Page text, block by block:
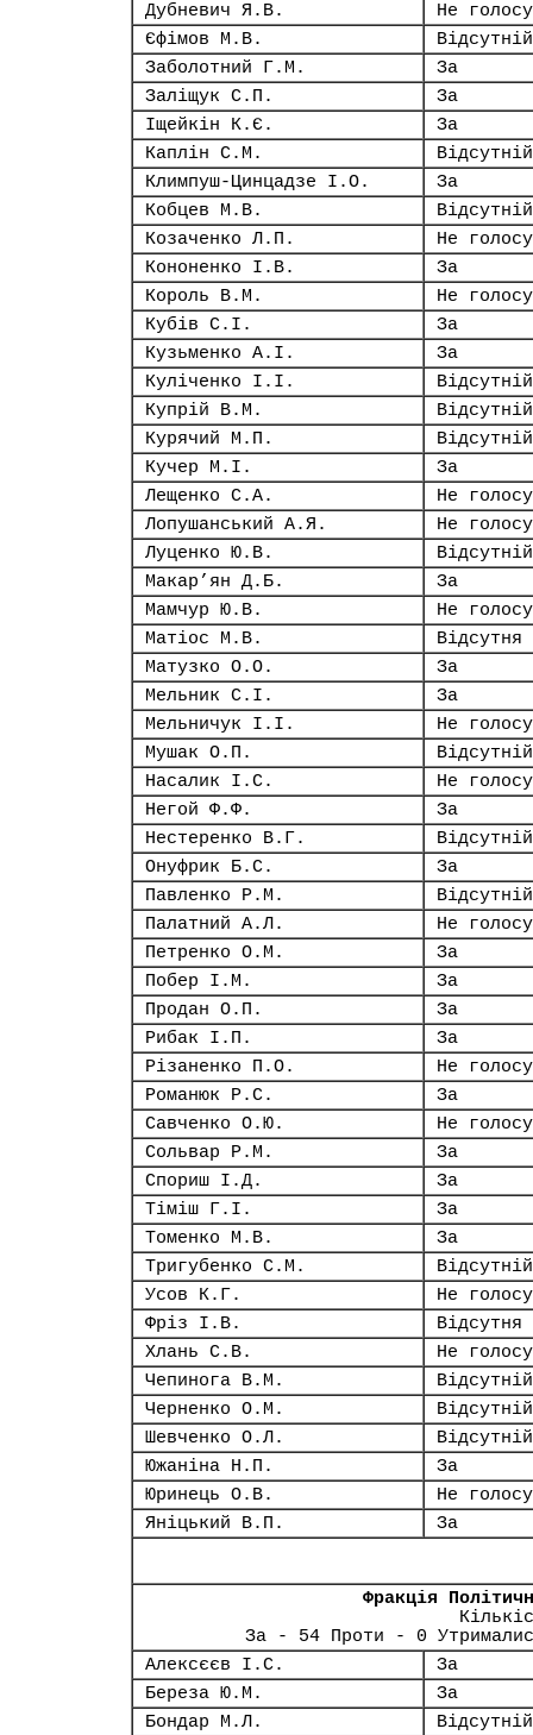
Дубневич Я.В.
Не
Єфімов М.В.
Відсутній
Заболотний Г.М.
За
Заліщук С.П.
За
Іщейкін К.Є.
За
Каплін С.М.
Відсутній
Климпуш-Цинцадзе І.О.
За
Кобцев М.В.
Відсутній
Козаченко Л.П.
Не
Кононенко І.В.
За
Король В.М.
Не
Кубів С.І.
За
Кузьменко А.І.
За
Куліченко І.І.
Відсутній
Купрій В.М.
Відсутній
Курячий М.П.
Відсутній
Кучер М.І.
За
Лещенко С.А.
Не
Лопушанський А.Я.
Не
Луценко Ю.В.
Відсутній
Макар’ян Д.Б.
За
Мамчур Ю.В.
Не
Матіос М.В.
Відсутня
Матузко О.О.
За
Мельник С.І.
За
Мельничук І.І.
Не
Мушак О.П.
Відсутній
Насалик І.С.
Не
Негой Ф.Ф.
За
Нестеренко В.Г.
Відсутній
Онуфрик Б.С.
За
Павленко Р.М.
Відсутній
Палатний А.Л.
Не
Петренко О.М.
За
Побер І.М.
За
Продан О.П.
За
Рибак І.П.
За
Різаненко П.О.
Не
Романюк Р.С.
За
Савченко О.Ю.
Не
Сольвар Р.М.
За
Спориш І.Д.
За
Тіміш Г.І.
За
Томенко М.В.
За
Тригубенко С.М.
Відсутній
Усов К.Г.
Не
Фріз І.В.
Відсутня
Хлань С.В.
Не
Чепинога В.М.
Відсутній
Черненко О.М.
Відсутній
Шевченко О.Л.
Відсутній
Южаніна Н.П.
За
Юринець О.В.
Не
Яніцький В.П.
За
Фракція
За - 54 Проти - 0
Алексєєв І.С.
За
Береза Ю.М.
За
Бондар М.Л.
Відсутній